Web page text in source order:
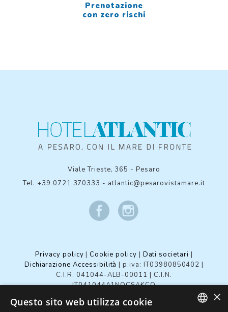
Prenotazione
con zero rischi
Viale Trieste, 365 -Pesaro
Tel. +39 0721 370333 - atlantic@pesarovistamare.it
Privacy policy |Cookie policy Dati societari
Dichiarazione Accessibilità
| p.iva: IT03980850402 |
C.I.R. 041044-ALB-00011
C.I.N.
IT041044A1NQCSAKCO
×
Questo sito web utilizza cookie